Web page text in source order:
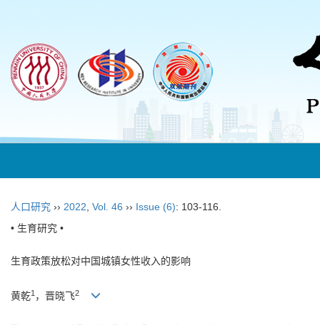
人口研究 ›› 2022 Vol. 46 ›› Issue (6): 103-116.
• 生育研究 •
生育政策放松对中国城镇女性收入的影响
黄乾1 ，晋晓飞2